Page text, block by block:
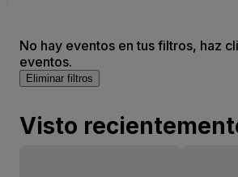
No hay eventos en tus filtros, haz
eventos.
Eliminar filtros
Visto